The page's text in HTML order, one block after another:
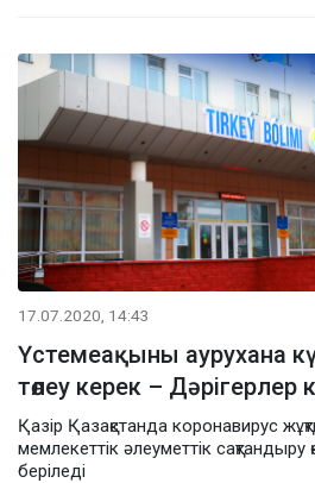
17.07.2020, 14:43
Үстемеақыны аурухана
төлеу керек – Дәрігерлер
Қазір Қазақстанда коронавирус
мемлекеттік әлеуметтік сақтандыру
беріледі